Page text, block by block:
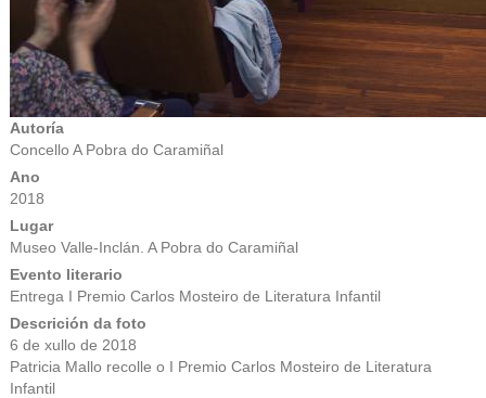
Autoría
Concello A Pobra do Caramiñal
Ano
2018
Lugar
Museo Valle-Inclán. A Pobra do Caramiñal
Evento literario
Entrega I Premio Carlos Mosteiro de Literatura Infantil
Descrición da foto
6 de xullo de 2018
Patricia Mallo recolle o I Premio Carlos Mosteiro de Literatura
Infantil